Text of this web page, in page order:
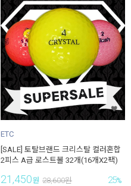
ETC
[SALE] 토탈브랜드 크리스탈 컬러혼합
2피스 A급 로스트볼 32개(16개X2팩)
21,450원 28,600원 25%